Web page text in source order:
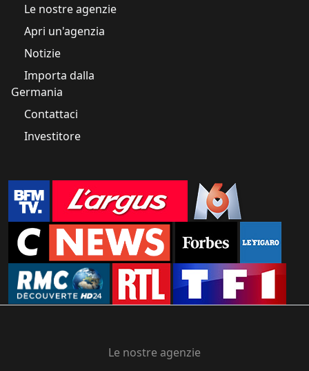
Le nostre agenzie
Apri un'agenzia
Notizie
Importa dalla
Germania
Contattaci
Investitore
Le nostre agenzie